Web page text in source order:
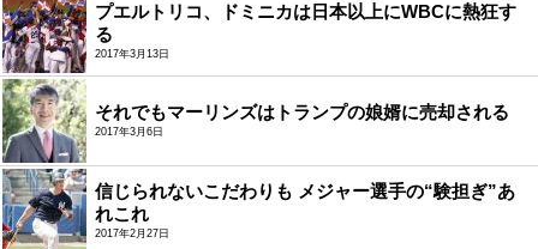
プエルトリコ、ドミニカは日本以上にWBCに熱狂す
る
2017年3月13日
それでもマーリンズはトランプの娘婿に売却される
2017年3月6日
信じられないこだわりも メジャー選手の“験担ぎ”あ
れこれ
2017年2月27日